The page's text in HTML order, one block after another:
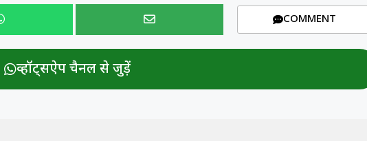
COMMENT
व्हॉट्सऐप चैनल से जुड़ें